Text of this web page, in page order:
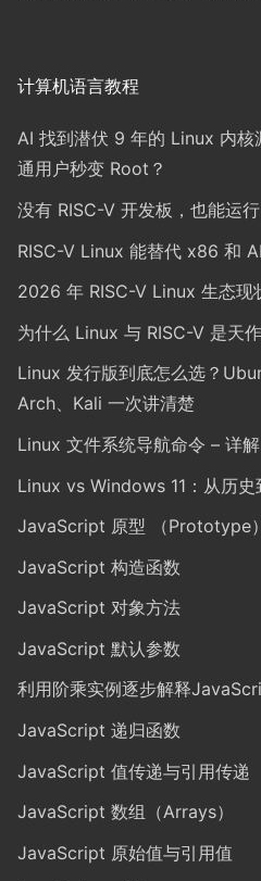
计算机语言教程
AI 找到潜伏 9 年的 Linux 内核
通用户秒变 Root？
没有 RISC-V 开发板，也能运
RISC-V Linux 能替代 x86 和
2026 年 RISC-V Linux 生态现
为什么 Linux 与 RISC-V 是天
Linux 发行版到底怎么选？
Arch、Kali 一次讲清楚
Linux 文件系统导航命令 – 详
Linux vs Windows 11：从历史
JavaScript 原型 （Prototype）
JavaScript 构造函数
JavaScript 对象方法
JavaScript 默认参数
利用阶乘实例逐步解释
JavaScript 递归函数
JavaScript 值传递与引用传递
JavaScript 数组（Arrays）
JavaScript 原始值与引用值